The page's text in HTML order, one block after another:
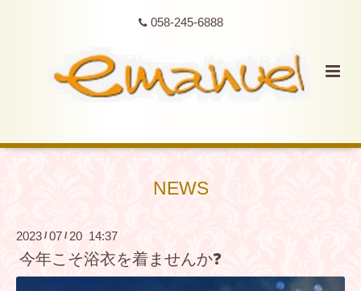
058-245-6888
NEWS
2023 /07 / 20 14:37
今年こそ浴衣を着ませんか❓